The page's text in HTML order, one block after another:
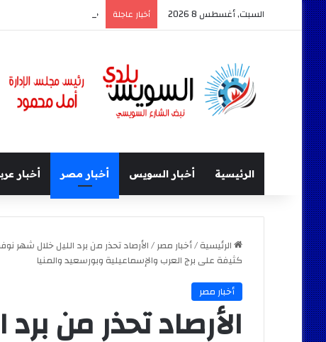
السبت, أغسطس 8 2026 أخبار عاجلة «سينما السويس».. ندوة
الرئيسية أخبار السويس أخبار مصر أخبار
الرئيسية/أخبار مصر/الأرصاد تحذر من برد الليل خلال شهر
كثيفة على برج العرب والإسماعيلية وبورسعيد والمنيا
أخبار مصر
الأرصاد تحذر من